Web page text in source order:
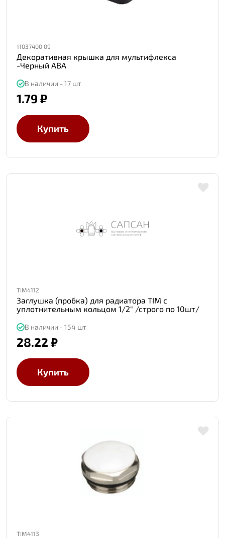
11037400 09
Декоративная крышка для мультифлекса
-Черный АВА
В наличии - 17 шт
1.79 ₽
Купить
TIM4112
Заглушка (пробка) для радиатора TIM с
уплотнительным кольцом 1/2" /строго по 10шт/
В наличии - 154 шт
28.22 ₽
Купить
TIM4113